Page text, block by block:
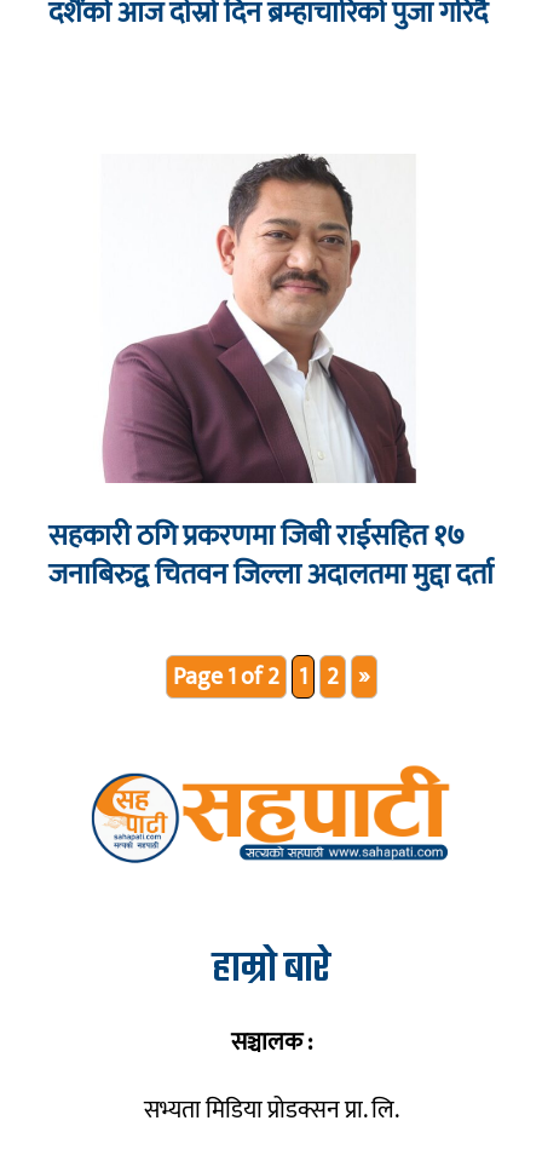
दशैंकाे आज दाेस्राे दिन ब्रम्हाचारिकाे पुजा गरिदै
सहकारी ठगि प्रकरणमा जिबी राईसहित १७
जनाबिरुद्व चितवन जिल्ला अदालतमा मुद्दा दर्ता
Page 1 of 2 1 2 »
हाम्रो बारे
सञ्चालक :
सभ्यता मिडिया प्रोडक्सन प्रा. लि.